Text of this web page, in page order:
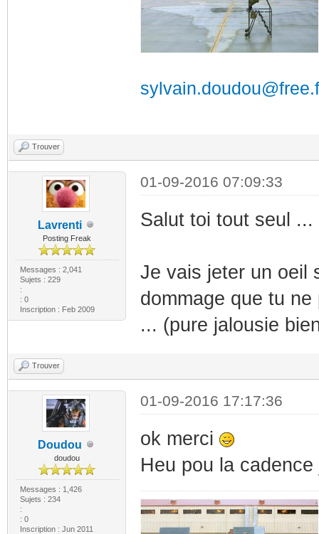
Trouver
Lavrenti
Posting Freak
Messages : 2,041
Sujets : 229
:
: 0
Inscription : Feb 2009
01-09-2016 07:09:33
Salut toi tout seul
Je vais jeter un oeil
dommage que tu
... (pure jalousie
Trouver
Doudou
doudou
Messages : 1,426
Sujets : 234
:
: 0
Inscription : Jun 2011
01-09-2016 17:17:36
ok merci
Heu pou la